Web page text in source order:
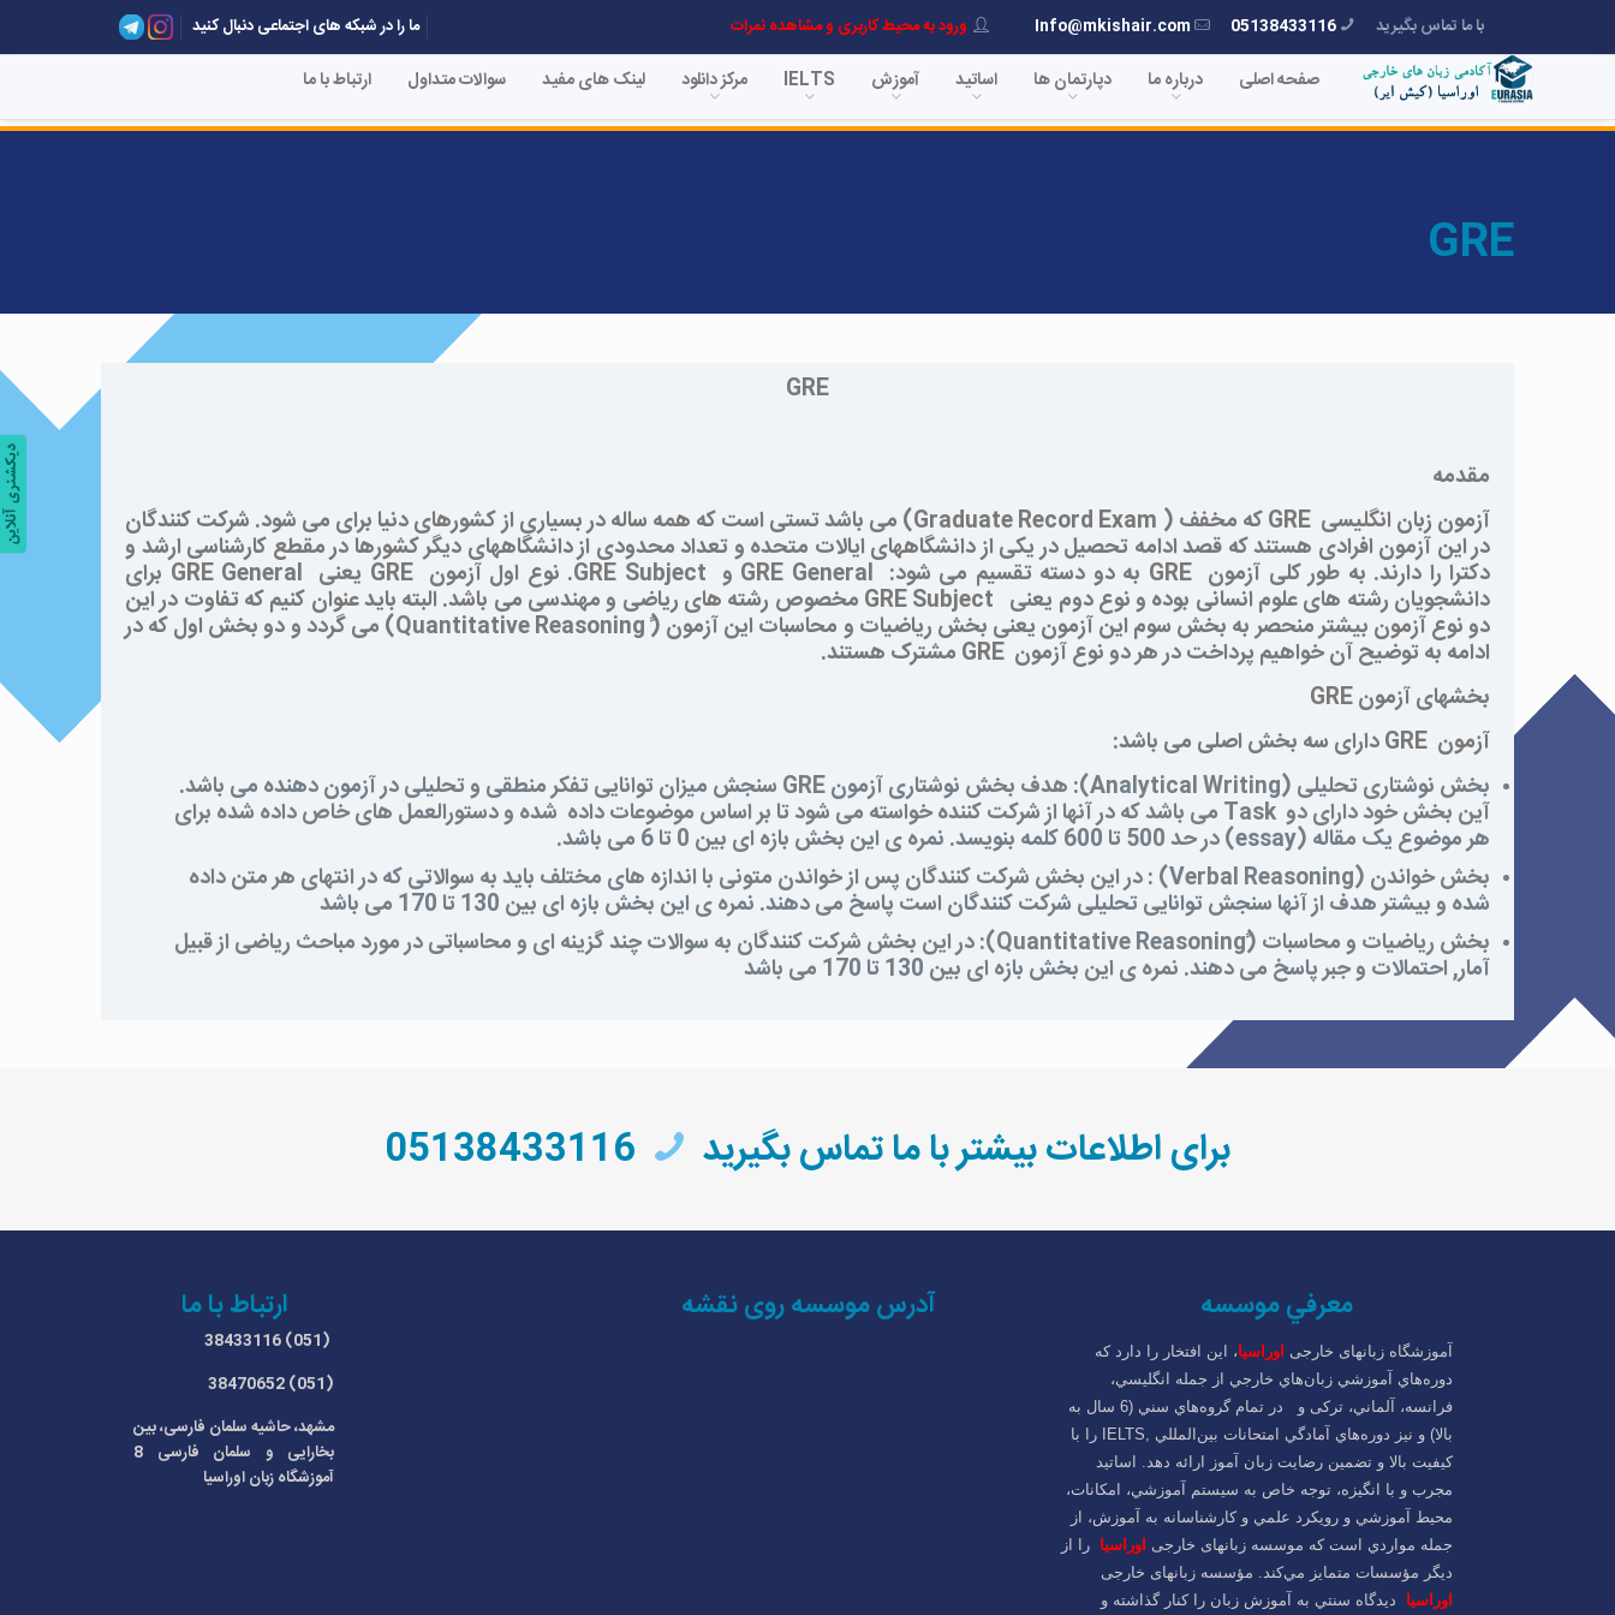
با ما تماس بگیرید 05138433116
Info@mkishair.com ورود به محیط کاربری و مشاهده نمرات ما را در شبکه های اجتماعی دنبال کنید
صفحه اصلی درباره ما دپارتمان ها اساتید آموزش IELTS مرکز دانلود لینک های مفید سوالات متداول ارتباط با ما
GRE
GRE
مقدمه
آزمون زبان انگلیسی GREکه مخفف ( Graduate Record Exam) می باشد تستی است که همه ساله در بسیاری از کشورهای دنیا برای می شود. شرکت کنندگان
در این آزمون افرادی هستند که قصد ادامه تحصیل در یکی از دانشگاههای ایالات متحده و تعداد محدودی از دانشگاههای دیگر کشورها در مقطع کارشناسی ارشد و
دکترا را دارند. به طور کلی آزمون GRE به دو دسته تقسیم می شود: GRE General و GRE Subject. نوع اول آزمون GRE یعنی GRE General برای
دانشجویان رشته های علوم انسانی بوده و نوع دوم یعنی GRE Subject مخصوص رشته های ریاضی و مهندسی می باشد. البته باید عنوان کنیم که تفاوت در این
دو نوع آزمون بیشتر منحصر به بخش سوم این آزمون یعنی بخش ریاضیات و محاسبات این آزمون (ًQuantitative Reasoning) می گردد و دو بخش اول که در
ادامه به توضیح آن خواهیم پرداخت در هر دو نوع آزمون GRE مشترک هستند.
بخشهای آزمونGRE
آزمون GREدارای سه بخش اصلی می باشد:
بخش نوشتاری تحلیلی (Analytical Writing): هدف بخش نوشتاری آزمونGRE سنجش میزان توانایی تفکر منطقی و تحلیلی در آزمون دهنده می باشد.
آین بخش خود دارای دو Task می باشد که در آنها از شرکت کننده خواسته می شود تا بر اساس موضوعات داده شده و دستورالعمل های خاص داده شده برای
هر موضوع یک مقاله (essay) در حد 500 تا 600 کلمه بنویسد. نمره ی این بخش بازه ای بین 0 تا 6 می باشد.
بخش خواندن (Verbal Reasoning) : در این بخش شرکت کنندگان پس از خواندن متونی با اندازه های مختلف باید به سوالاتی که در انتهای هر متن داده
شده و بیشتر هدف از آنها سنجش توانایی تحلیلی شرکت کنندگان است پاسخ می دهند. نمره ی این بخش بازه ای بین 130 تا 170 می باشد
بخش ریاضیات و محاسبات (ًQuantitative Reasoning): در این بخش شرکت کنندگان به سوالات چند گزینه ای و محاسباتی در مورد مباحث ریاضی از قبیل
آمار, احتمالات و جبر پاسخ می دهند. نمره ی این بخش بازه ای بین 130 تا 170 می باشد
برای اطلاعات بیشتر با ما تماس بگیرید
معرفي موسسه
آموزشگاه زبانهای خارجی اوراسیا، اين افتخار را دارد که
دوره‌هاي آموزشي زبان‌هاي خارجي از جمله انگليسي،
فرانسه، آلماني، ترکی و در تمام گروه‌هاي سني (6 سال به
بالا) و نيز دوره‌هاي آمادگي امتحانات بين‌المللي ,IELTS را با
کيفيت بالا و تضمين رضايت زبان آموز ارائه دهد. اساتيد
مجرب و با انگيزه، توجه خاص به سيستم آموزشي، امکانات،
محيط آموزشي و رويكرد علمي و كارشناسانه به آموزش، از
جمله مواردي است که موسسه زبانهای خارجی اوراسیارا از
ديگر مؤسسات متمايز مي‌کند. مؤسسه زبانهای خارجی
اوراسیا
ديدگاه سنتي به آموزش زبان را کنار گذاشته و
آدرس موسسه روی نقشه ارتباط با ما
(051) 38433116
(051) 38470652
مشهد، حاشیه سلمان فارسی، بین
بخارایی و سلمان فارسی 8
آموزشگاه زبان اوراسیا